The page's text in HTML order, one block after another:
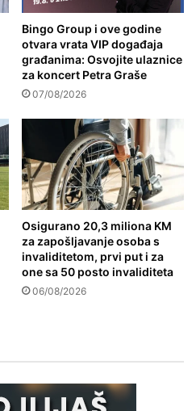
Bingo Group i ove godine
otvara vrata VIP događaja
građanima: Osvojite ulaznice
za koncert Petra Graše
07/08/2026
Osigurano 20,3 miliona KM
za zapošljavanje osoba s
invaliditetom, prvi put i za
one sa 50 posto invaliditeta
06/08/2026